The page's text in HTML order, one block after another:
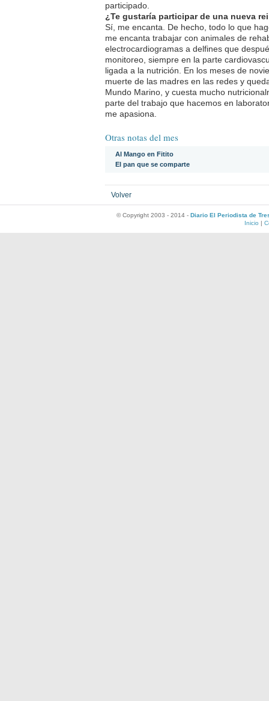
participado.
¿Te gustaría participar de una nueva
Sí, me encanta. De hecho, todo lo que
me encanta trabajar con animales de
electrocardiogramas a delfines que
monitoreo, siempre en la parte
ligada a la nutrición. En los meses de
muerte de las madres en las redes y
Mundo Marino, y cuesta mucho
parte del trabajo que hacemos en
me apasiona.
Otras notas del mes
Al Mango en Fitito
El pan que se comparte
Volver
© Copyright 2003 - 2014 - Diario El Periodista de
Inicio |